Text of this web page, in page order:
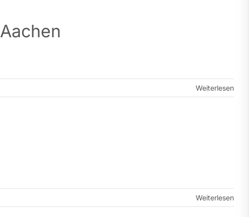
Weiterlesen
Weiterlesen